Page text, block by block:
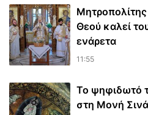
Θεού καλεί
ενάρετα
11:55
Το ψηφιδωτό
στη Μονή